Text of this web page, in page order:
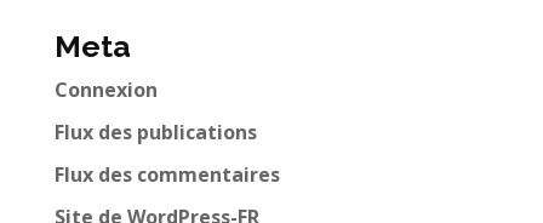
Meta
Connexion
Flux des publications
Flux des commentaires
Site de WordPress-FR